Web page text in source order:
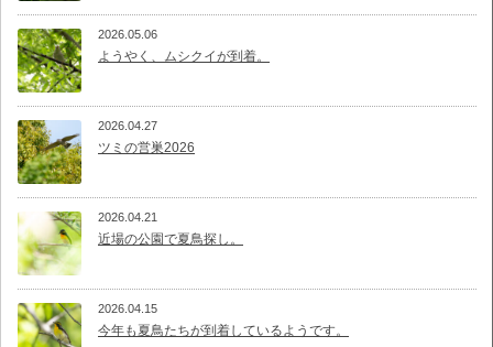
2026.05.06
ようやく、ムシクイが到着。
2026.04.27
ツミの営巣2026
2026.04.21
近場の公園で夏鳥探し。
2026.04.15
今年も夏鳥たちが到着しているようです。